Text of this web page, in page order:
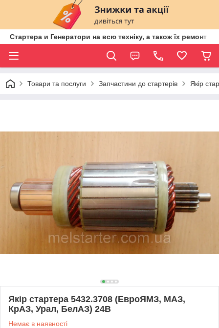
Стартера и Генератори на всю техніку, а також їх ремонт
Товари та послуги Запчастини до стартерів Якір
Якір стартера 5432.3708 (ЕвроЯМЗ, МАЗ,
КрАЗ, Урал, БелАЗ) 24В
Немає в наявності